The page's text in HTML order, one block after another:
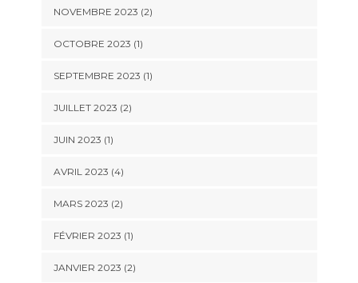
NOVEMBRE 2023 (2)
OCTOBRE 2023 (1)
SEPTEMBRE 2023 (1)
JUILLET 2023 (2)
JUIN 2023 (1)
AVRIL 2023 (4)
MARS 2023 (2)
FÉVRIER 2023 (1)
JANVIER 2023 (2)